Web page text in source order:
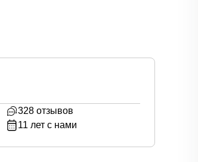
328 отзывов
11 лет с нами